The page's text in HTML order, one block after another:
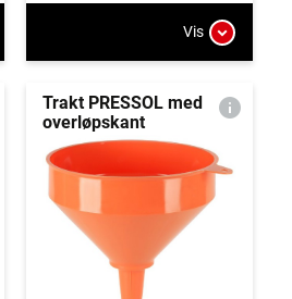
Vis
Trakt PRESSOL med
overløpskant